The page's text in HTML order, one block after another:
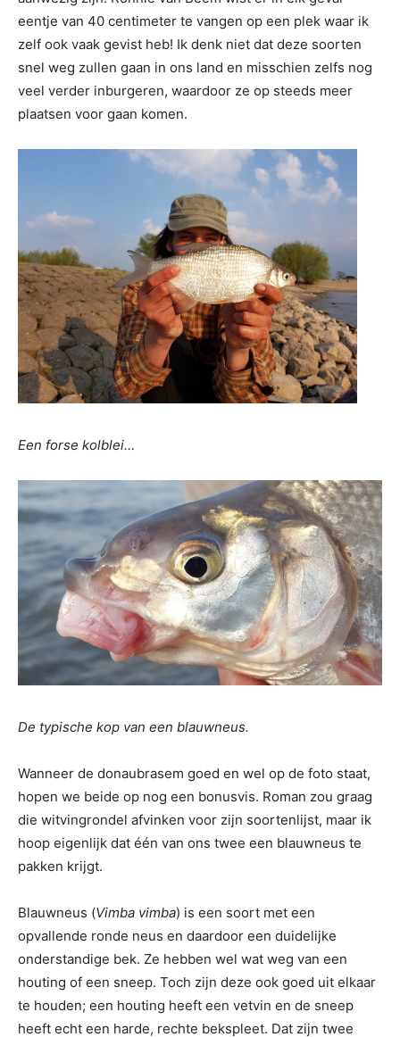
eentje van 40 centimeter te vangen op een plek waar ik
zelf ook vaak gevist heb! Ik denk niet dat deze soorten
snel weg zullen gaan in ons land en misschien zelfs nog
veel verder inburgeren, waardoor ze op steeds meer
plaatsen voor gaan komen.
Een forse kolblei…
De typische kop van een blauwneus.
Wanneer de donaubrasem goed en wel op de foto staat,
hopen we beide op nog een bonusvis. Roman zou graag
die witvingrondel afvinken voor zijn soortenlijst, maar ik
hoop eigenlijk dat één van ons twee een blauwneus te
pakken krijgt.
Blauwneus (Vimba vimba) is een soort met een
opvallende ronde neus en daardoor een duidelijke
onderstandige bek. Ze hebben wel wat weg van een
houting of een sneep. Toch zijn deze ook goed uit elkaar
te houden; een houting heeft een vetvin en de sneep
heeft echt een harde, rechte bekspleet. Dat zijn twee